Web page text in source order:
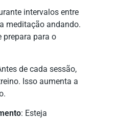
intervalos entre
meditação andando.
prepara para o
de cada sessão,
Isso aumenta a
: Esteja